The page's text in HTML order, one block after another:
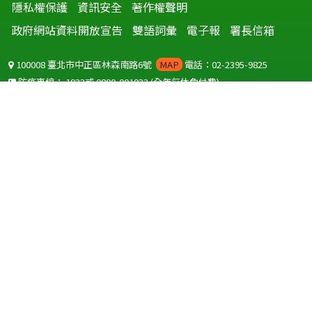
隱私權保護 資訊安全 著作權聲明
政府網站資料開放宣告
雙語詞彙 電子報 署長信箱
100008 臺北市中正區林森南路6號 MAP 電話：02-2395-9825
防疫專線：1922或0800-001922(全年無休免付費)